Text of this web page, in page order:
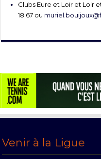
Clubs Eure et Loir et Loir
18 67 ou
Venir à la Ligue